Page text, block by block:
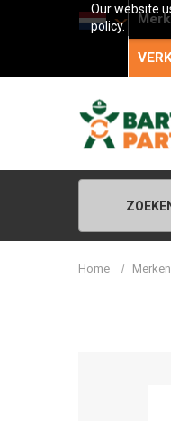
Our website
policy.
Home Merken